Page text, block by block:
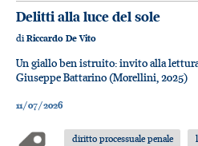
Delitti alla luce del sole
diRiccardo De Vito
Un giallo ben istruito: invito alla
Giuseppe Battarino (Morellini, 2025)
11/07/2026
diritto processuale penale